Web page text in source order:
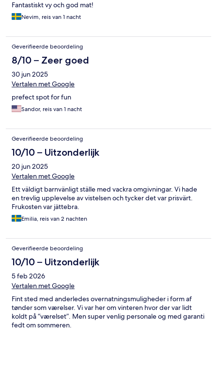
Fantastiskt vy och god mat!
Nevim, reis van 1 nacht
Geverifieerde beoordeling
8/10 – Zeer goed
30 jun 2025
Vertalen met Google
prefect spot for fun
Sandor, reis van 1 nacht
Geverifieerde beoordeling
10/10 – Uitzonderlijk
20 jun 2025
Vertalen met Google
Ett väldigt barnvänligt ställe med vackra omgivningar. Vi hade
en trevlig upplevelse av vistelsen och tycker det var prisvärt.
Frukosten var jättebra.
Emilia, reis van 2 nachten
Geverifieerde beoordeling
10/10 – Uitzonderlijk
5 feb 2026
Vertalen met Google
Fint sted med anderledes overnatningsmuligheder i form af
tønder som værelser. Vi var her om vinteren hvor der var lidt
koldt på “værelset”. Men super venlig personale og med garanti
fedt om sommeren.